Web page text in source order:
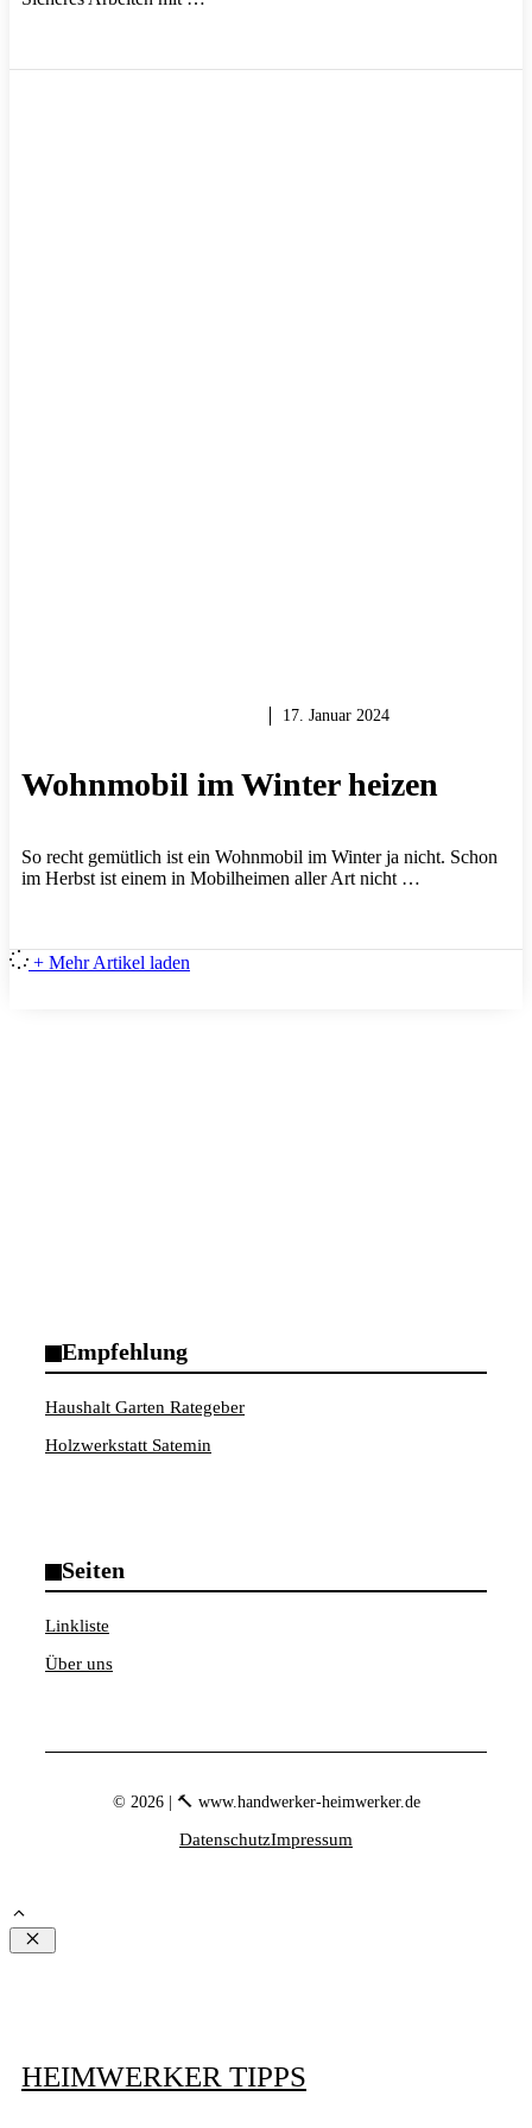
17. Januar 2024
Wohnmobil im Winter heizen
So recht gemütlich ist ein Wohnmobil im Winter ja nicht. Schon
im Herbst ist einem in Mobilheimen aller Art nicht …
+ Mehr Artikel laden
Empfehlung
Haushalt Garten Rategeber
Holzwerkstatt Satemin
Seiten
Linkliste
Über uns
© 2026 | 🔨 www.handwerker-heimwerker.de
DatenschutzImpressum
Schließen
HEIMWERKER TIPPS